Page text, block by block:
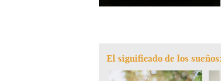
El significado de los